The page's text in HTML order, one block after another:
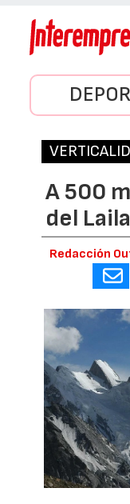
A 500
del
Redacción